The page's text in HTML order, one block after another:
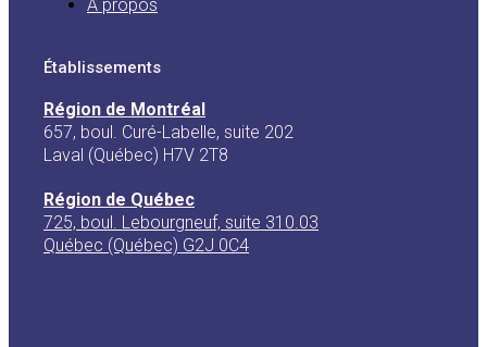
À propos
Établissements
Région de Montréal
657, boul. Curé-Labelle, suite 202
Laval (Québec) H7V 2T8
Région de Québec
725, boul. Lebourgneuf, suite 310.03
Québec (Québec) G2J 0C4